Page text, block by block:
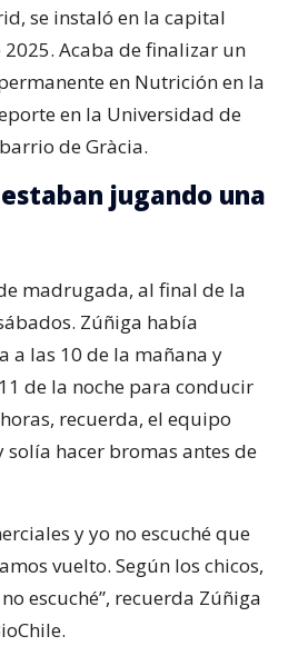
se instaló en la capital
Acaba de finalizar un
en Nutrición en la
en la Universidad de
de Gràcia.
jugando una
madrugada, al final de la
Zúñiga había
a las 10 de la mañana y
de la noche para conducir
recuerda, el equipo
hacer bromas antes de
y yo no escuché que
vuelto. Según los chicos,
escuché”, recuerda Zúñiga